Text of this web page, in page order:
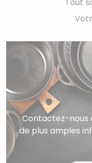
Tout
Contactez-nous
de plus amples